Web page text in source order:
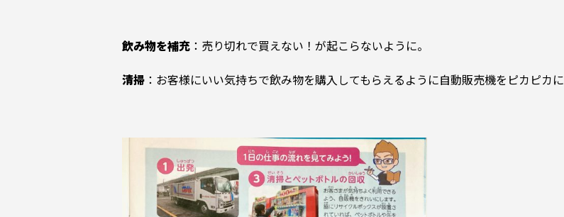
飲み物を補充 ：売り切れで買えない！が起こらないように。
清掃 ：お客様にいい気持ちで飲み物を購入してもらえるように自動販売機をピカピカに